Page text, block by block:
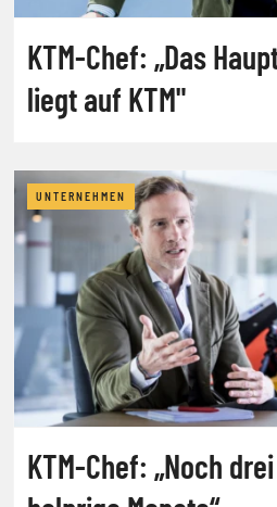
KTM-Chef: „Das
liegt auf KTM"
UNTERNEHMEN
KTM-Chef: „Noch